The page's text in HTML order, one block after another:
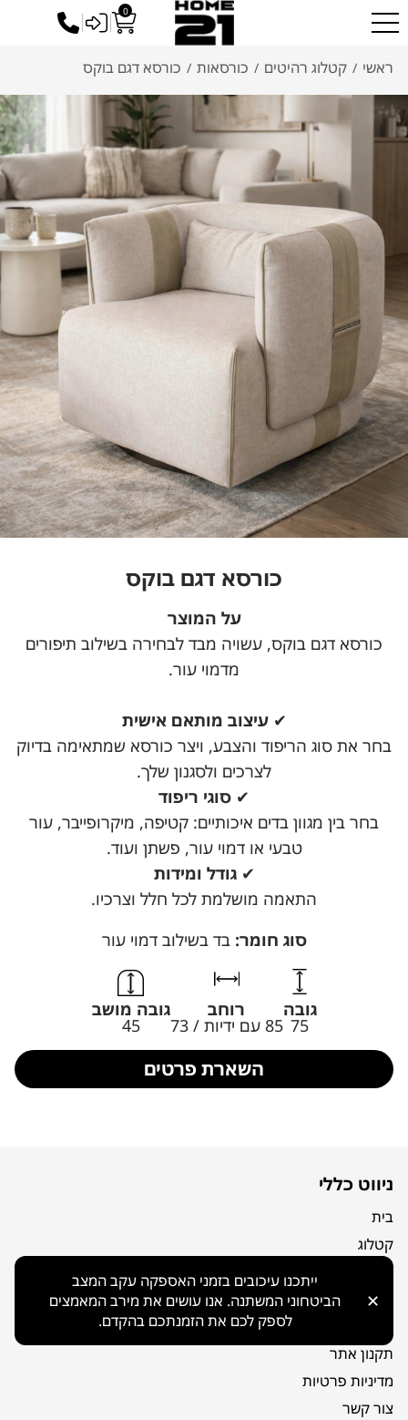
ייתכנו עיכובים בזמני האספקה עקב המצב
הביטחוני המשתנה. אנו עושים את מירב המאמצים
לספק לכם את הזמנתכם בהקדם.
✕
0
כניסה
ראשי / קטלוג רהיטים / כורסאות / כורסא דגם בוקס
כורסא דגם בוקס
על המוצר
כורסא דגם בוקס, עשויה מבד לבחירה בשילוב תיפורים
מדמוי עור.
✔עיצוב מותאם אישית
בחר את סוג הריפוד והצבע, ויצר כורסא שמתאימה בדיוק
לצרכים ולסגנון שלך.
✔ סוגי ריפוד
בחר בין מגוון בדים איכותיים: קטיפה, מיקרופייבר, עור
טבעי או דמוי עור, פשתן ועוד.
✔גודל ומידות
התאמה מושלמת לכל חלל וצרכיו.
סוג חומר:בד בשילוב דמוי עור
גובה
75
רוחב
85 עם ידיות / 73
גובה מושב
45
השארת פרטים
ניווט כללי
בית
קטלוג
אודות
מפת אתר
תקנון אתר
מדיניות פרטיות
צור קשר